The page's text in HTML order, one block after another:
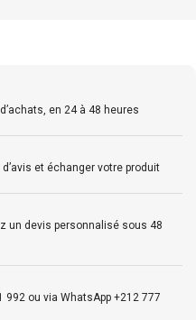
en 24 à 48 heures
et échanger votre produit
un devis personnalisé sous 48
ou via WhatsApp +212 777